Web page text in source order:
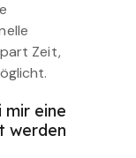
Zeit,
mir eine
werden